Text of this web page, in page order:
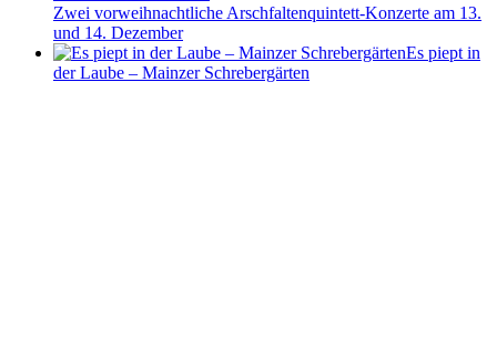
Zwei vorweihnachtliche Arschfaltenquintett-Konzerte am 13.
und 14. Dezember
Es piept in
der Laube – Mainzer Schrebergärten